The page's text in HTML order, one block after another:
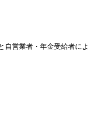
自営業者・年金受給者に